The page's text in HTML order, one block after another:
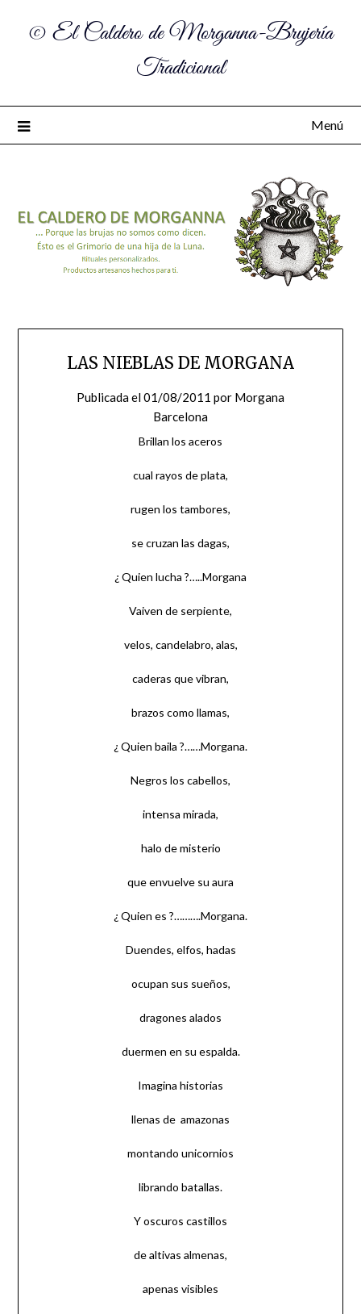
© El Caldero de Morganna-Brujería
Tradicional
Menú
LAS NIEBLAS DE MORGANA
Publicada el01/08/2011 por Morgana
Barcelona
Brillan los aceros
cual rayos de plata,
rugen los tambores,
se cruzan las dagas,
¿ Quien lucha ?…..Morgana
Vaiven de serpiente,
velos, candelabro, alas,
caderas que vibran,
brazos como llamas,
¿ Quien baila ?……Morgana.
Negros los cabellos,
intensa mirada,
halo de misterio
que envuelve su aura
¿ Quien es ?……….Morgana.
Duendes, elfos, hadas
ocupan sus sueños,
dragones alados
duermen en su espalda.
Imagina historias
llenas de amazonas
montando unicornios
librando batallas.
Y oscuros castillos
de altivas almenas,
apenas visibles